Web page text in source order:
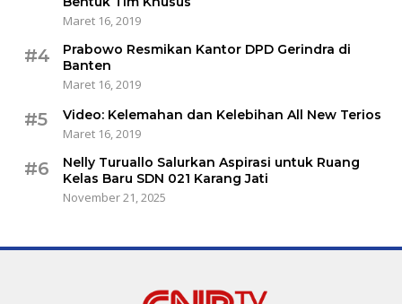
Maret 16, 2019
#4
Prabowo Resmikan Kantor DPD Gerindra di
Banten
Maret 16, 2019
#5
Video: Kelemahan dan Kelebihan All New Terios
Maret 16, 2019
#6
Nelly Turuallo Salurkan Aspirasi untuk Ruang
Kelas Baru SDN 021 Karang Jati
November 21, 2025